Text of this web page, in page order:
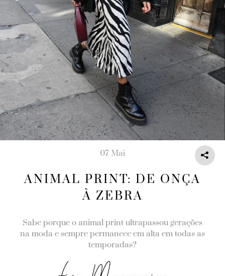
ANIMAL PRINT: DE ONÇA
À ZEBRA
07 Mai
Sabe porque o animal print ultrapassou gerações
na moda e sempre permanece em alta em todas as
temporadas?